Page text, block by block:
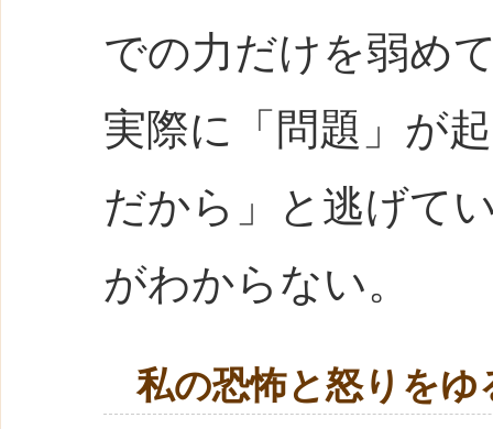
での力だけを弱め
実際に「問題」が
だから」と逃げて
がわからない。
私の恐怖と怒りをゆ